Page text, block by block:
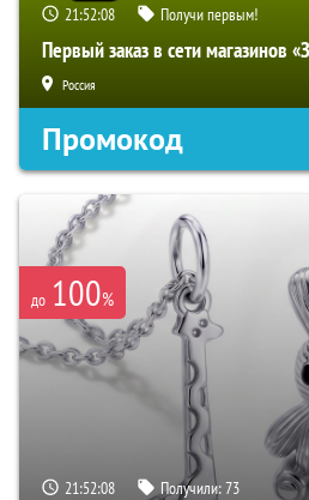
21:52:06 Получи первым!
Первый заказ в сети магазинов
Россия
Промокод
до 100%
21:52:06 Получили:73